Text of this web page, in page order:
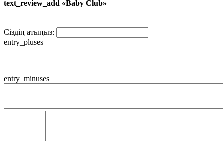
text_review_add «Baby Club»
Сіздің атыңыз:
entry_pluses
entry_minuses